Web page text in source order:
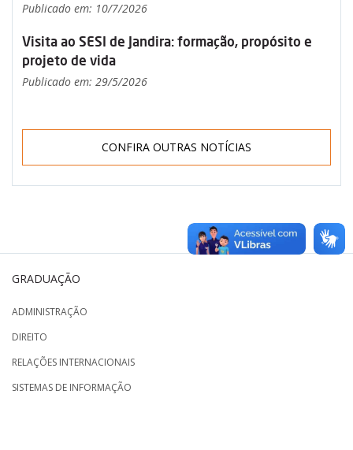
Publicado em: 10/7/2026
Visita ao SESI de Jandira: formação, propósito e
projeto de vida
Publicado em: 29/5/2026
CONFIRA OUTRAS NOTÍCIAS
GRADUAÇÃO
ADMINISTRAÇÃO
DIREITO
RELAÇÕES INTERNACIONAIS
SISTEMAS DE INFORMAÇÃO